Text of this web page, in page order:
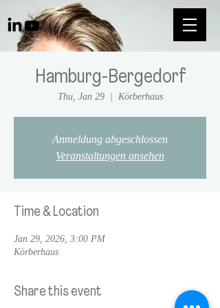
Hamburg-Bergedorf
Thu, Jan 29
  |
Körberhaus
Anmeldung abgeschlossen
Veranstaltungen ansehen
Time & Location
Jan 29, 2026, 3:00 PM
Körberhaus
Share this event